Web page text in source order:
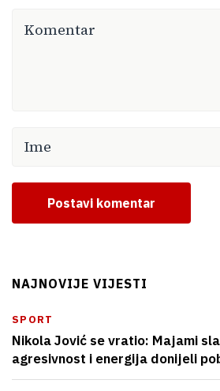
Postavi komentar
NAJNOVIJE VIJESTI
SPORT
Nikola Jović se vratio: Majami
agresivnost i energija donijeli